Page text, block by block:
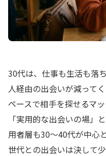
30代は、仕事も生活も落
人経由の出会いが減って
ペースで相手を探せるマ
「実用的な出会いの場」
用者層も30～40代が中心
世代との出会いは決して